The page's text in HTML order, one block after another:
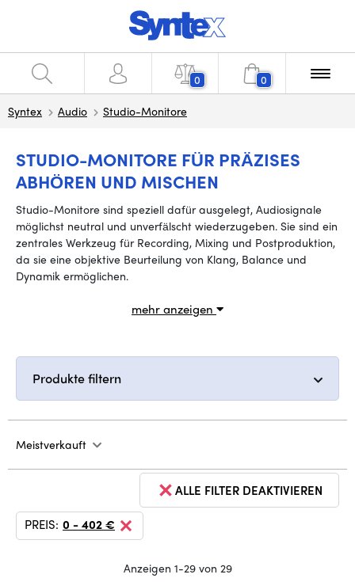
0 0
Syntex Audio Studio-Monitore
STUDIO-MONITORE FÜR PRÄZISES
ABHÖREN UND MISCHEN
Studio-Monitore sind speziell dafür ausgelegt, Audiosignale
möglichst neutral und unverfälscht wiederzugeben. Sie sind ein
zentrales Werkzeug für Recording, Mixing und Postproduktion,
da sie eine objektive Beurteilung von Klang, Balance und
Dynamik ermöglichen.
mehr anzeigen
Produkte filtern
Meistverkauft
ALLE FILTER DEAKTIVIEREN
PREIS: 0 - 402 €
Anzeigen 1-29 von 29